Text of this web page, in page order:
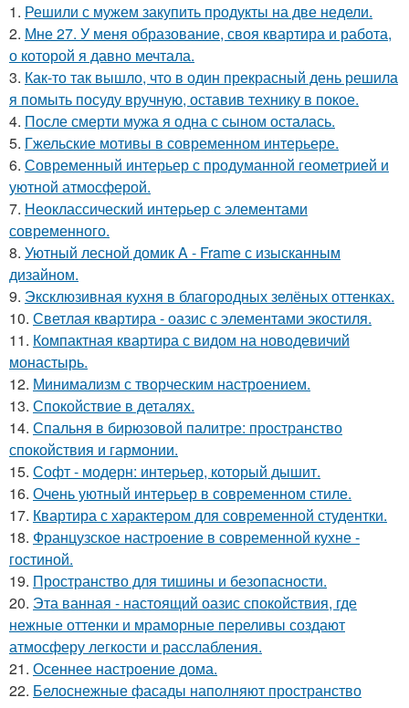
1. Решили с мужем закупить продукты на две недели.
2. Мне 27. У меня образование, своя квартира и работа,
о которой я давно мечтала.
3. Как-то так вышло, что в один прекрасный день решила
я помыть посуду вручную, оставив технику в покое.
4. После смерти мужа я одна с сыном осталась.
5. Гжельские мотивы в современном интерьере.
6. Современный интерьер с продуманной геометрией и
уютной атмосферой.
7. Неоклассический интерьер с элементами
современного.
8. Уютный лесной домик A - Frame с изысканным
дизайном.
9. Эксклюзивная кухня в благородных зелёных оттенках.
10. Светлая квартира - оазис с элементами экостиля.
11. Компактная квартира с видом на новодевичий
монастырь.
12. Минимализм с творческим настроением.
13. Спокойствие в деталях.
14. Спальня в бирюзовой палитре: пространство
спокойствия и гармонии.
15. Софт - модерн: интерьер, который дышит.
16. Очень уютный интерьер в современном стиле.
17. Квартира с характером для современной студентки.
18. Французское настроение в современной кухне -
гостиной.
19. Пространство для тишины и безопасности.
20. Эта ванная - настоящий оазис спокойствия, где
нежные оттенки и мраморные переливы создают
атмосферу легкости и расслабления.
21. Осеннее настроение дома.
22. Белоснежные фасады наполняют пространство